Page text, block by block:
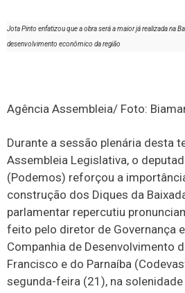
Jota Pinto enfatizou que a obra será a maior já realizada na
desenvolvimento econômico da região
Agência Assembleia/ Foto:
Durante a sessão plenária desta
Assembleia Legislativa, o
(Podemos) reforçou a
construção dos Diques da
parlamentar repercutiu
feito pelo diretor de Governança
Companhia de Desenvolvimento
Francisco e do Parnaíba
segunda-feira (21), na